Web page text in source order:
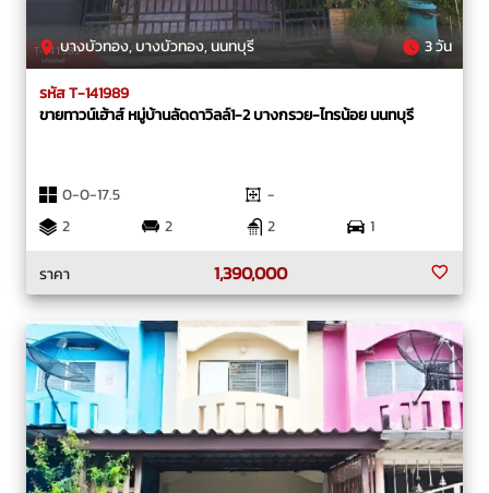
บางบัวทอง, บางบัวทอง, นนทบุรี 3 วัน
รหัส T-141989
ขายทาวน์เฮ้าส์ หมู่บ้านลัดดาวิลล์1-2 บางกรวย-ไทรน้อย นนทบุรี
0-0-17.5
-
2
2 2
1
ราคา
1,390,000